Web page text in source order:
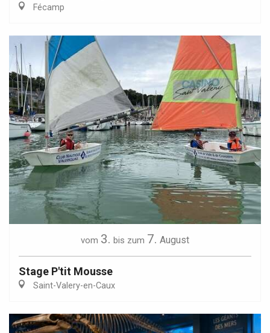
Fécamp
vom 3. bis zum 7. August
Stage P'tit Mousse
Saint-Valery-en-Caux